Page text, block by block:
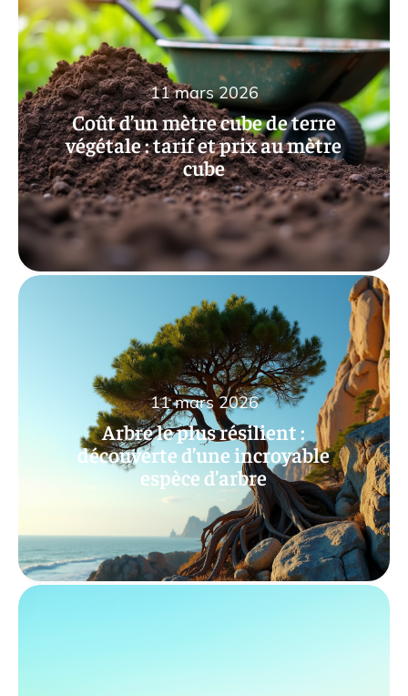
Coût d’un mètre cube de terre
végétale : tarif et prix au mètre
cube
11 mars 2026
Arbre le plus résilient :
découverte d’une incroyable
espèce d’arbre
11 mars 2026